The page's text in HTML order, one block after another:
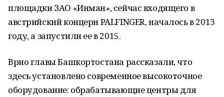
площадки ЗАО «Инман», сейчас входящего в
австрийский концерн PALFINGER, началось в 2013
году, а запустили ее в 2015.
Врио главы Башкортостана рассказали, что
здесь установлено современное высокоточное
оборудование: обрабатывающие центры для